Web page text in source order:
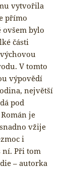
vytvořila
přímo
ovšem bylo
části
V tomto
výpovědí
největší
pod
je
vžije
i
ní. Při tom
– autorka